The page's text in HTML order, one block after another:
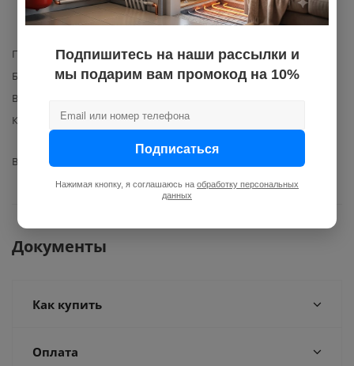
3301041, 3301058, 3301059,
Производитель
Ariston
Базовая единица
шт
Вес с упаковкой
Комплектация
Вид запчасти
Документы
Как купить
Оплата
Подпишитесь на наши рассылки и
мы подарим вам промокод на 10%
Подписаться
Нажимая кнопку, я соглашаюсь на обработку персональных
данных